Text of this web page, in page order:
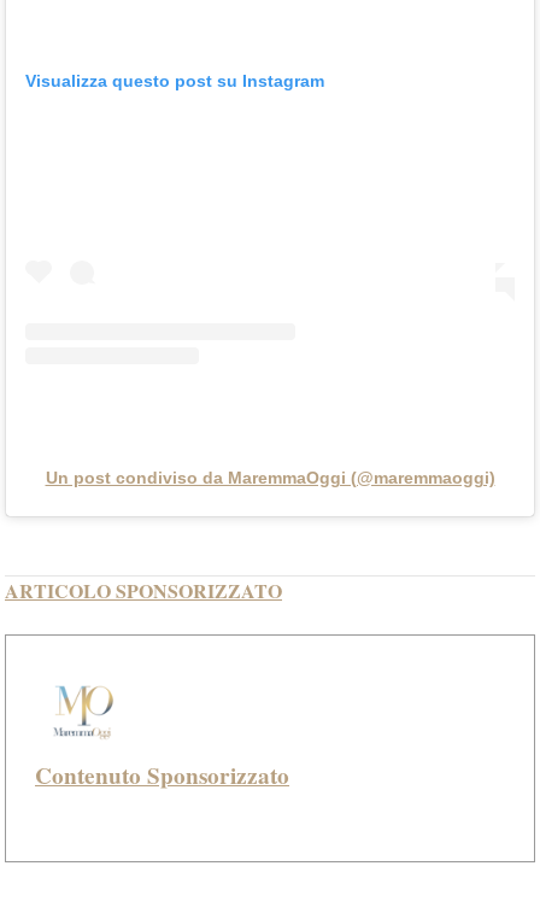
Visualizza questo post su Instagram
Un post condiviso da MaremmaOggi (@maremmaoggi)
ARTICOLO SPONSORIZZATO
Contenuto Sponsorizzato